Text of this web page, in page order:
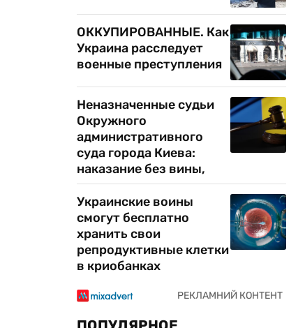
ОККУПИРОВАННЫЕ. Как
Украина расследует
военные преступления
Неназначенные судьи
Окружного
административного
суда города Киева:
наказание без вины,
Украинские воины
смогут бесплатно
хранить свои
репродуктивные клетки
в криобанках